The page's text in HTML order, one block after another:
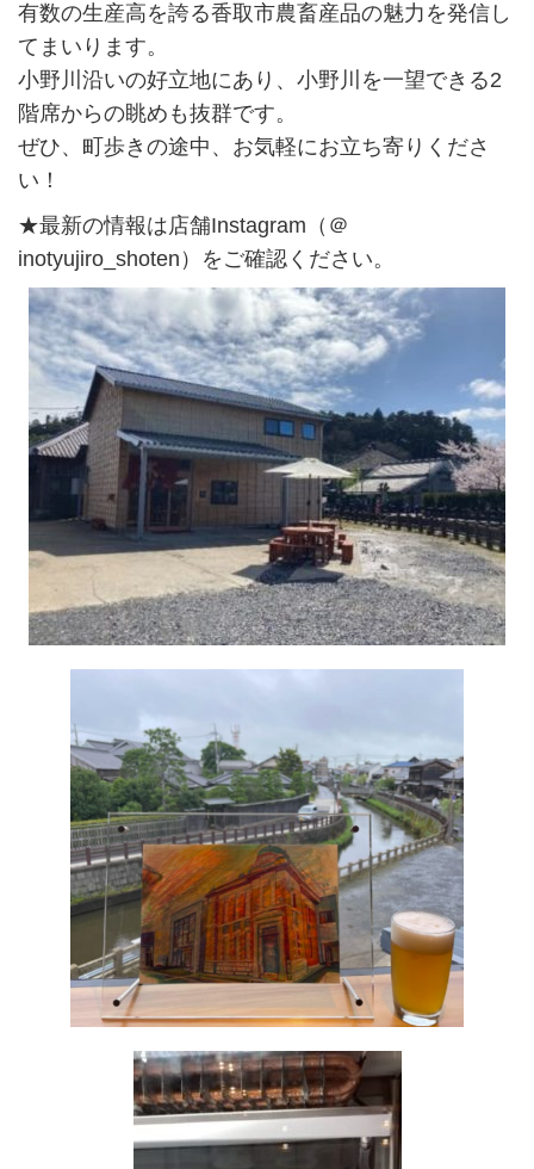
有数の生産高を誇る香取市農畜産品の魅力を発信し
てまいります。
小野川沿いの好立地にあり、小野川を一望できる2
階席からの眺めも抜群です。
ぜひ、町歩きの途中、お気軽にお立ち寄りくださ
い！
★最新の情報は店舗Instagram（＠
inotyujiro_shoten）をご確認ください。